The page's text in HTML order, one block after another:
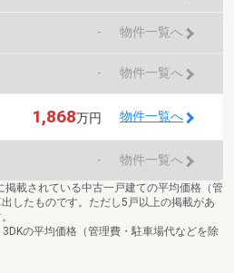
- 物件一覧へ
- 物件一覧へ
1,868万円 物件一覧へ
- 物件一覧へ
載されている中古一戸建ての平均価格（管
したものです。ただし5戸以上の掲載があ
の平均価格（管理費・駐車場代などを除